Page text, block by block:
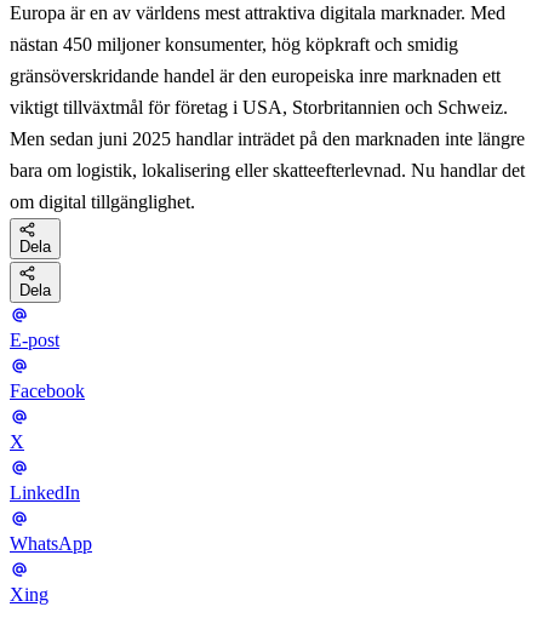
Europa är en av världens mest attraktiva digitala marknader. Med
nästan 450 miljoner konsumenter, hög köpkraft och smidig
gränsöverskridande handel är den europeiska inre marknaden ett
viktigt tillväxtmål för företag i USA, Storbritannien och Schweiz.
Men sedan juni 2025 handlar inträdet på den marknaden inte längre
bara om logistik, lokalisering eller skatteefterlevnad. Nu handlar det
om digital tillgänglighet.
Dela
Dela
E-post
Facebook
X
LinkedIn
WhatsApp
Xing